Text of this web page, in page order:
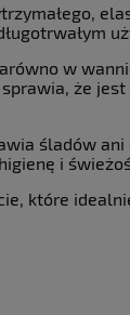
w
że
śladów ani
i
które